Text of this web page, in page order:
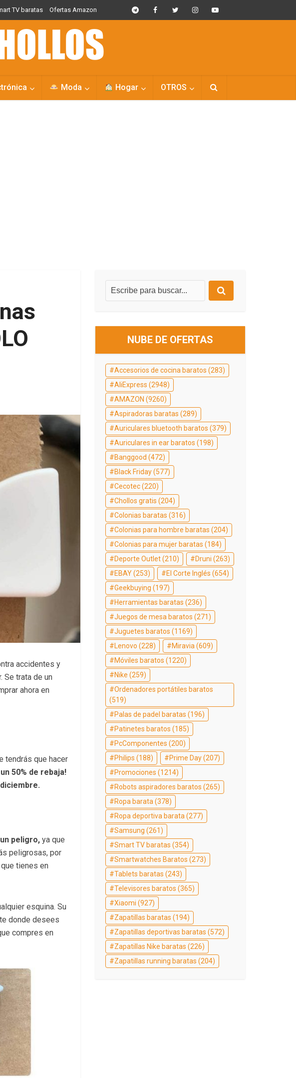
TV baratas Ofertas Amazon
Moda Hogar OTROS
accidentes y
Se trata de un
ahora en
tendrás que hacer
50% de rebaja!
peligro, ya que
peligrosas, por
tienes en
esquina. Su
donde desees
compres en
NUBE DE OFERTAS
Accesorios de cocina baratos (283)
AliExpress (2948)
AMAZON (9260)
Aspiradoras baratas (289)
Auriculares bluetooth baratos (379)
Auriculares in ear baratos (198)
Banggood (472)
Black Friday(577)
Cecotec(220)
Chollos gratis (204)
Colonias baratas (316)
Colonias para hombre baratas (204)
Colonias para mujer baratas (184)
Deporte Outlet(210) Druni (263)
EBAY(253) El Corte Inglés (654)
Geekbuying (197)
Herramientas baratas (236)
Juegos de mesa baratos (271)
Juguetes baratos (1169)
Lenovo (228) Miravia (609)
Móviles baratos (1220)
Nike (259)
Ordenadores portátiles baratos
(519)
Palas de padel baratas (196)
Patinetes baratos (185)
PcComponentes (200)
Philips (188) Prime Day(207)
Promociones (1214)
Robots aspiradores baratos (265)
Ropa barata (378)
Ropa deportiva barata (277)
Samsung (261)
Smart TV baratas (354)
Smartwatches Baratos (273)
Tablets baratas (243)
Televisores baratos (365)
Xiaomi (927)
Zapatillas baratas (194)
Zapatillas deportivas baratas (572)
Zapatillas Nike baratas (226)
Zapatillas running baratas (204)